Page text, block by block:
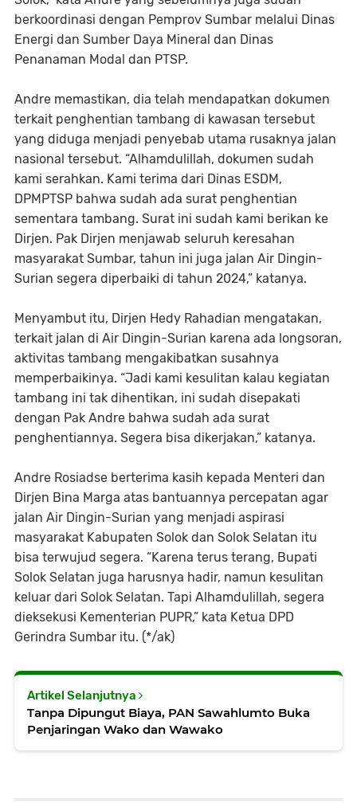
berkoordinasi dengan Pemprov Sumbar melalui Dinas
Energi dan Sumber Daya Mineral dan Dinas
Penanaman Modal dan PTSP.
Andre memastikan, dia telah mendapatkan dokumen
terkait penghentian tambang di kawasan tersebut
yang diduga menjadi penyebab utama rusaknya jalan
nasional tersebut. “Alhamdulillah, dokumen sudah
kami serahkan. Kami terima dari Dinas ESDM,
DPMPTSP bahwa sudah ada surat penghentian
sementara tambang. Surat ini sudah kami berikan ke
Dirjen. Pak Dirjen menjawab seluruh keresahan
masyarakat Sumbar, tahun ini juga jalan Air Dingin-
Surian segera diperbaiki di tahun 2024,” katanya.
Menyambut itu, Dirjen Hedy Rahadian mengatakan,
terkait jalan di Air Dingin-Surian karena ada longsoran,
aktivitas tambang mengakibatkan susahnya
memperbaikinya. “Jadi kami kesulitan kalau kegiatan
tambang ini tak dihentikan, ini sudah disepakati
dengan Pak Andre bahwa sudah ada surat
penghentiannya. Segera bisa dikerjakan,” katanya.
Andre Rosiadse berterima kasih kepada Menteri dan
Dirjen Bina Marga atas bantuannya percepatan agar
jalan Air Dingin-Surian yang menjadi aspirasi
masyarakat Kabupaten Solok dan Solok Selatan itu
bisa terwujud segera. “Karena terus terang, Bupati
Solok Selatan juga harusnya hadir, namun kesulitan
keluar dari Solok Selatan. Tapi Alhamdulillah, segera
dieksekusi Kementerian PUPR,” kata Ketua DPD
Gerindra Sumbar itu. (*/ak)
Artikel Selanjutnya
Tanpa Dipungut Biaya, PAN Sawahlumto Buka
Penjaringan Wako dan Wawako